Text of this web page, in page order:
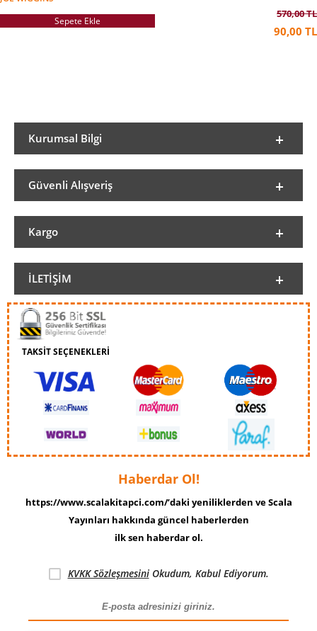
Sepete Ekle
570,00 TL
90,00 TL
Kurumsal Bilgi
Güvenli Alışveriş
Kargo
İLETIŞIM
TAKSİT SEÇENEKLERİ
Haberdar Ol!
https://www.scalakitapci.com/’daki yeniliklerden ve Scala
Yayınları hakkında güncel haberlerden
ilk sen haberdar ol.
KVKK SözleşmesiniOkudum, Kabul Ediyorum.